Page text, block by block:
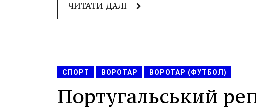
ЧИТАТИ ДАЛІ
СПОРТ ВОРОТАР ВОРОТАР (ФУТБОЛ)
Португальський